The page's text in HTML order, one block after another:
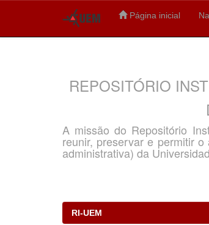
Página inicial
REPOSITÓRIO
A missão do Repositório
reunir, preservar e permitir
administrativa) da
RI-UEM